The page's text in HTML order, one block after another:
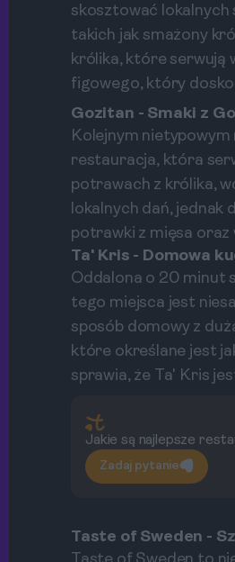
skosztować lokalnych
takich jak smażony
królika, które serwują
figowego, który
Gozitan - Smaki z
Kolejnym
restauracja, która
potrawach z królika,
lokalnych dań, jednak
potrawki z mięsa oraz
Ta' Kris - Domowa
Oddalona o 20 minut
tego miejsca jest
sposób domowy z
które określane jest
sprawia, że Ta' Kris
Jakie są najlepsze
Zadaj pytanie
Taste of Sweden -